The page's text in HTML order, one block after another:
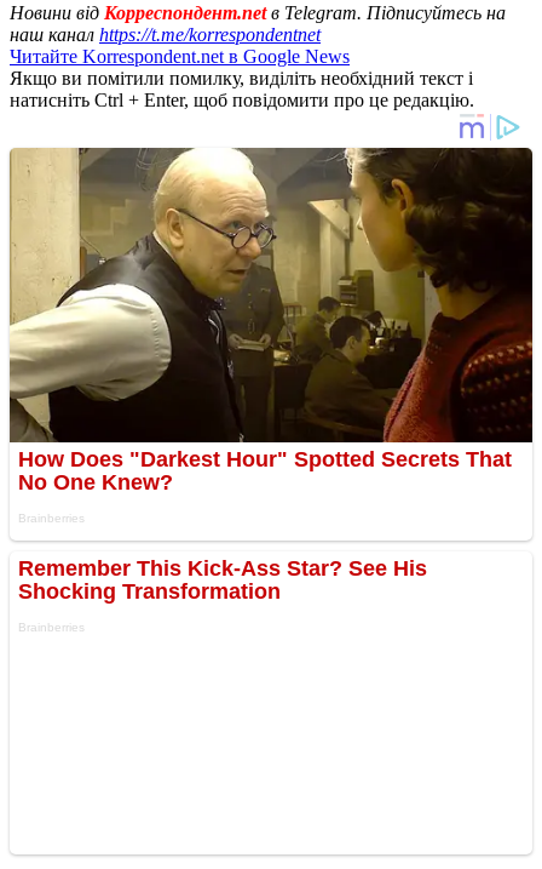
Новини від Корреспондент.netв Telegram. Підписуйтесь на
наш канал https://t.me/korrespondentnet
Читайте Korrespondent.net в Google News
Якщо ви помітили помилку, виділіть необхідний текст і
натисніть Ctrl + Enter, щоб повідомити про це редакцію.